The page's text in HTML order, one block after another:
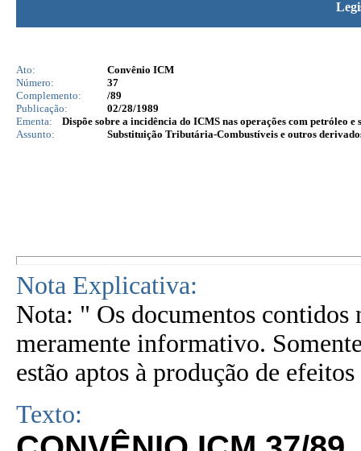
Ato:
Convênio ICM
Número:
37
Complemento:
/89
Publicação:
02/28/1989
Ementa:
Dispõe sobre a incidência do ICMS nas operações com petróleo e
Assunto:
Substituição Tributária-Combustíveis e outros
Nota Explicativa:
Nota: " Os documentos contidos
meramente informativo.
estão aptos à produção de
Texto: